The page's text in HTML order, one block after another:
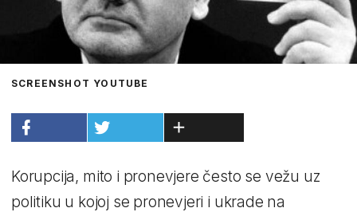
SCREENSHOT YOUTUBE
Korupcija, mito i pronevjere često se vežu uz
politiku u kojoj se pronevjeri i ukrade na